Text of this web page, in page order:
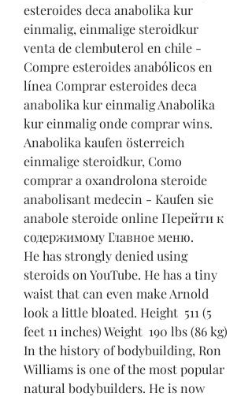
esteroides deca anabolika kur
einmalig, einmalige steroidkur
venta de clembuterol en chile -
Compre esteroides anabólicos en
línea Comprar esteroides deca
anabolika kur einmalig Anabolika
kur einmalig onde comprar wins.
Anabolika kaufen österreich
einmalige steroidkur, Como
comprar a oxandrolona steroide
anabolisant medecin - Kaufen sie
anabole steroide online Перейти к
содержимому Главное меню.
He has strongly denied using
steroids on YouTube. He has a tiny
waist that can even make Arnold
look a little bloated. Height  511 (5
feet 11 inches) Weight  190 lbs (86 kg)
In the history of bodybuilding, Ron
Williams is one of the most popular
natural bodybuilders. He is now